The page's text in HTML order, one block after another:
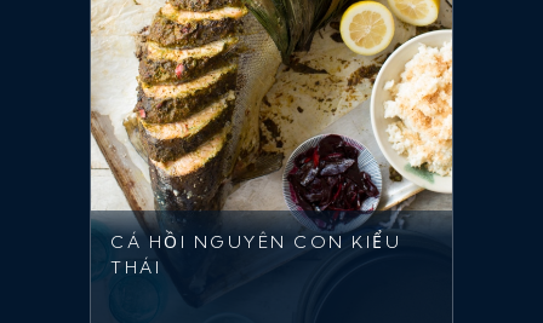
CÁ HỒI NGUYÊN CON KIỂU
THÁI